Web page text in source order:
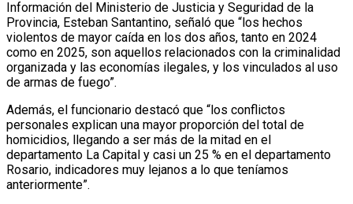
Información del Ministerio de Justicia y Seguridad de la
Provincia, Esteban Santantino, señaló que “los hechos
violentos de mayor caída en los dos años, tanto en 2024
como en 2025, son aquellos relacionados con la criminalidad
organizada y las economías ilegales, y los vinculados al uso
de armas de fuego”.
Además, el funcionario destacó que “los conflictos
personales explican una mayor proporción del total de
homicidios, llegando a ser más de la mitad en el
departamento La Capital y casi un 25 % en el departamento
Rosario, indicadores muy lejanos a lo que teníamos
anteriormente”.